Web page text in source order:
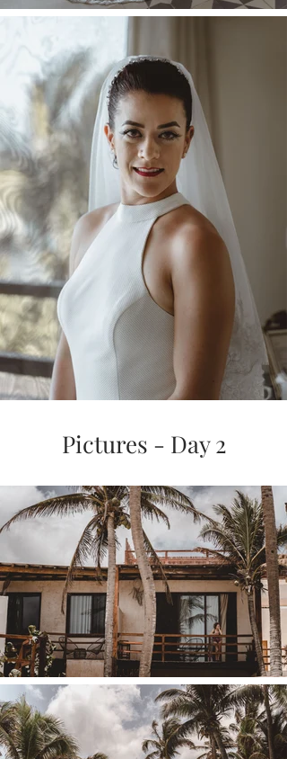
Pictures - Day 2